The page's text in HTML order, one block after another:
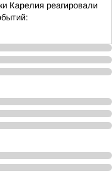
Карелия реагировали